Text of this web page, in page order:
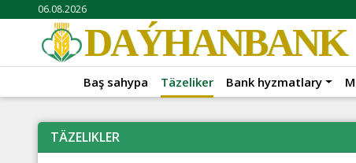
06.08.2026
DAÝHANBANK
Baş sahypa Täzeliker Bank hyzmatlary
TÄZELIKLER